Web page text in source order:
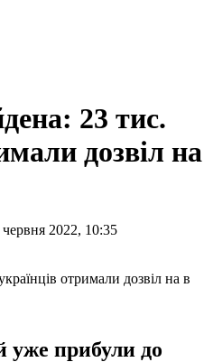
23 тис.
дозвіл на
2022, 10:35
уже прибули до